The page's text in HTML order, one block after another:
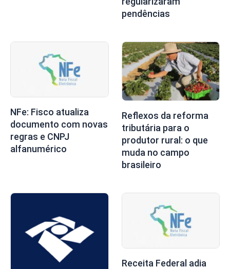
pendências
NFe: Fisco atualiza
documento com novas
regras e CNPJ
alfanumérico
Reflexos da reforma
tributária para o
produtor rural: o que
muda no campo
brasileiro
Receita Federal adia